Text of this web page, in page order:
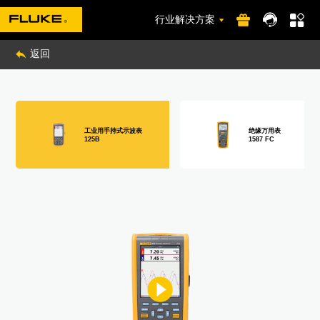
行业解决方案
返回
工业用手持式示波表
125B
绝缘万用表
1587 FC